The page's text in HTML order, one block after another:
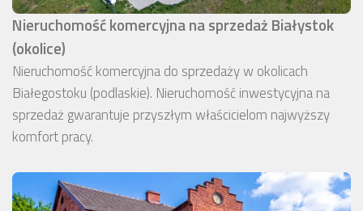
Nieruchomość komercyjna na sprzedaż Białystok
(okolice)
Nieruchomość komercyjna do sprzedaży w okolicach
Białegostoku (podlaskie). Nieruchomość inwestycyjna na
sprzedaż gwarantuje przyszłym właścicielom najwyższy
komfort pracy.